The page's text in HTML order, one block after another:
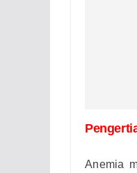
Anemia